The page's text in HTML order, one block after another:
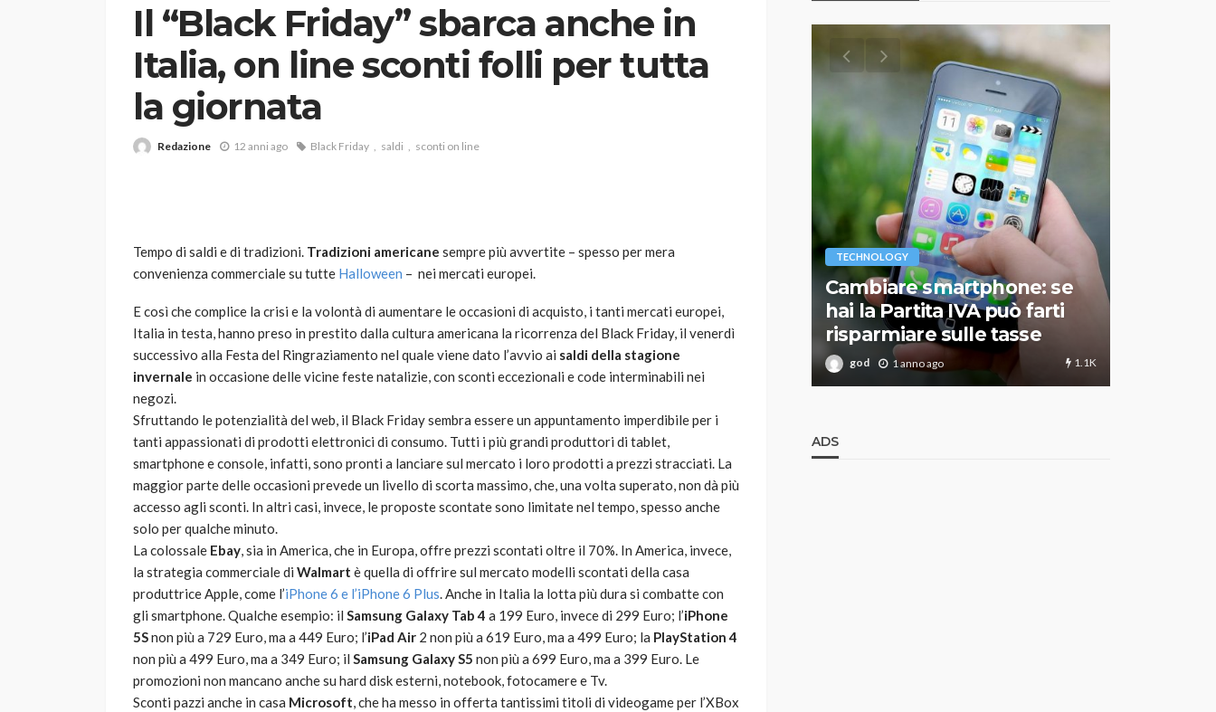
Il “Black Friday” sbarca anche in
Italia, on line sconti folli per tutta
la giornata
Redazione 12 anni ago Black Friday saldi sconti on line
Tempo di saldi e di tradizioni. Tradizioni americane sempre più avvertite – spesso per mera
convenienza commerciale su tutte Halloween – nei mercati europei.
E così che complice la crisi e la volontà di aumentare le occasioni di acquisto, i tanti mercati europei,
Italia in testa, hanno preso in prestito dalla cultura americana la ricorrenza del Black Friday, il venerdì
successivo alla Festa del Ringraziamento nel quale viene dato l’avvio ai saldi della stagione
invernale in occasione delle vicine feste natalizie, con sconti eccezionali e code interminabili nei
negozi.
Sfruttando le potenzialità del web, il Black Friday sembra essere un appuntamento imperdibile per i
tanti appassionati di prodotti elettronici di consumo. Tutti i più grandi produttori di tablet,
smartphone e console, infatti, sono pronti a lanciare sul mercato i loro prodotti a prezzi stracciati. La
maggior parte delle occasioni prevede un livello di scorta massimo, che, una volta superato, non dà più
accesso agli sconti. In altri casi, invece, le proposte scontate sono limitate nel tempo, spesso anche
solo per qualche minuto.
La colossale Ebay, sia in America, che in Europa, offre prezzi scontati oltre il 70%. In America, invece,
la strategia commerciale di Walmart è quella di offrire sul mercato modelli scontati della casa
produttrice Apple, come l’iPhone 6 e l’iPhone 6 Plus. Anche in Italia la lotta più dura si combatte con
gli smartphone. Qualche esempio: il Samsung Galaxy Tab 4 a 199 Euro, invece di 299 Euro; l’iPhone
5Snon più a 729 Euro, ma a 449 Euro; l’iPad Air 2 non più a 619 Euro, ma a 499 Euro; la PlayStation 4
non più a 499 Euro, ma a 349 Euro; il Samsung Galaxy S5 non più a 699 Euro, ma a 399 Euro. Le
promozioni non mancano anche su hard disk esterni, notebook, fotocamere e Tv.
Sconti pazzi anche in casa Microsoft, che ha messo in offerta tantissimi titoli di videogame per l’XBox
VARIE
Robot tagliaerba: quale
scegliere per il tuo prato
god 1 anno ago 786
Davis: tennis mondiale e
l’automobilismo
abbracciano la stessa causa
god 9 mesi ago
TECHNOLOGY
Cambiare smartphone: se
hai la Partita IVA può farti
risparmiare sulle tasse
god 1 anno ago 1.1K
ADS